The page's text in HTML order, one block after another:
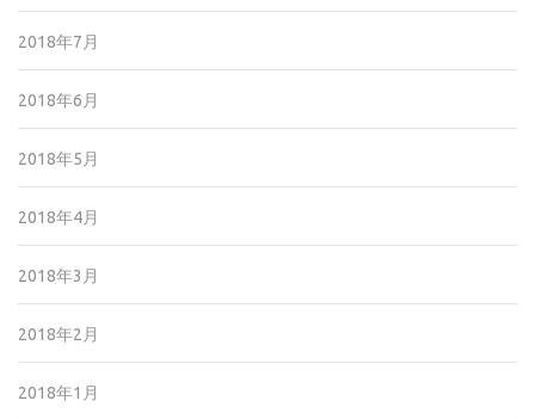
2018年7月
2018年6月
2018年5月
2018年4月
2018年3月
2018年2月
2018年1月